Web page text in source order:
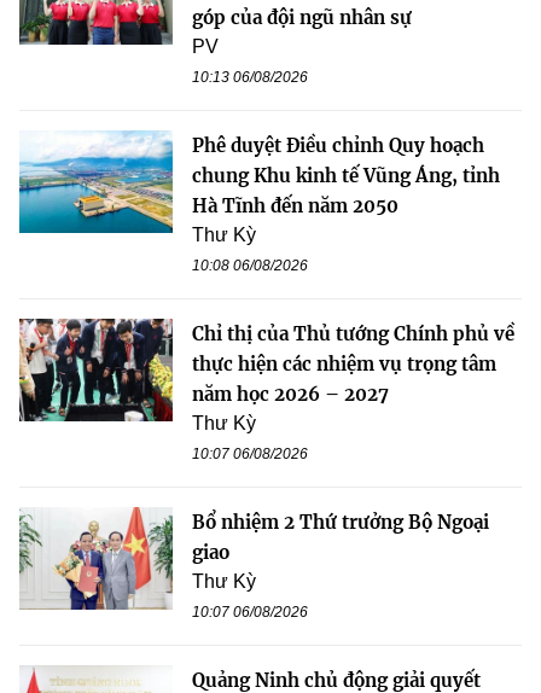
góp của đội ngũ nhân sự
PV
10:13 06/08/2026
Phê duyệt Điều chỉnh Quy hoạch
chung Khu kinh tế Vũng Áng, tỉnh
Hà Tĩnh đến năm 2050
Thư Kỳ
10:08 06/08/2026
Chỉ thị của Thủ tướng Chính phủ về
thực hiện các nhiệm vụ trọng tâm
năm học 2026 – 2027
Thư Kỳ
10:07 06/08/2026
Bổ nhiệm 2 Thứ trưởng Bộ Ngoại
giao
Thư Kỳ
10:07 06/08/2026
Quảng Ninh chủ động giải quyết